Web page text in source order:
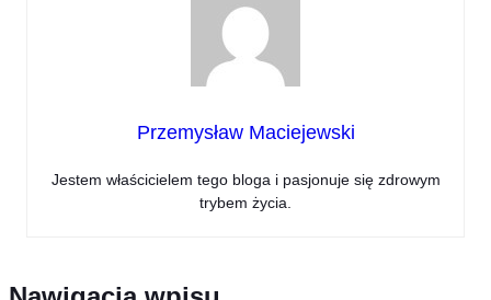
Przemysław Maciejewski
Jestem właścicielem tego bloga i pasjonuje się zdrowym
trybem życia.